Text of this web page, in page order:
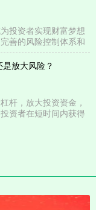
投资者实现财富梦想
善的风险控制体系和
放大风险？
杆，放大投资资金，
资者在短时间内获得
收益，也能放大风